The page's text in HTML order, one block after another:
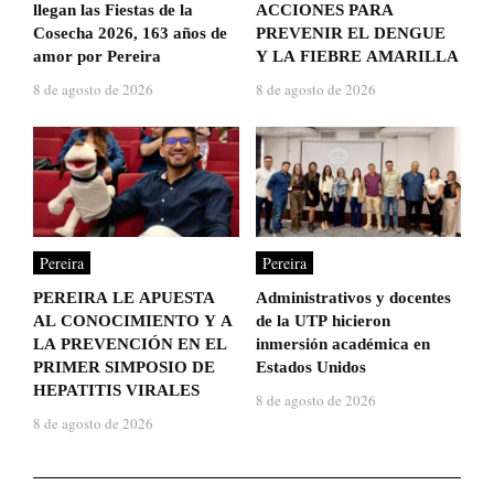
llegan las Fiestas de la
Cosecha 2026, 163 años de
amor por Pereira
8 de agosto de 2026
ACCIONES PARA
PREVENIR EL DENGUE
Y LA FIEBRE AMARILLA
8 de agosto de 2026
Pereira
PEREIRA LE APUESTA
AL CONOCIMIENTO Y A
LA PREVENCIÓN EN EL
PRIMER SIMPOSIO DE
HEPATITIS VIRALES
8 de agosto de 2026
Pereira
Administrativos y docentes
de la UTP hicieron
inmersión académica en
Estados Unidos
8 de agosto de 2026